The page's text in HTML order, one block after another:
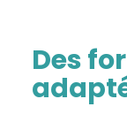
Des